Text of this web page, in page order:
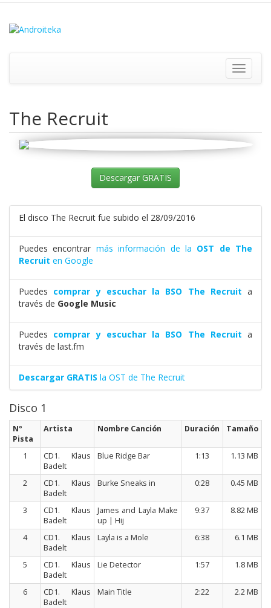
Toggle
The Recruit
Descargar GRATIS
El disco The Recruit fue subido el 28/09/2016
Puedes encontrar más información de la OST de The
Recruit en Google
Puedes comprar y escuchar la BSO The Recruit a
través de Google Music
Puedes comprar y escuchar la BSO The Recruit a
través de last.fm
Descargar GRATIS la OST de The Recruit
Disco 1
Nº
Pista
Artista Nombre Canción Duración Tamaño
1
CD1. Klaus
Badelt
Blue Ridge Bar 1:13 1.13 MB
2
CD1. Klaus
Badelt
Burke Sneaks in 0:28 0.45 MB
3
CD1. Klaus
Badelt
James and Layla Make
up | Hij
9:37 8.82 MB
4
CD1. Klaus
Badelt
Layla is a Mole 6:38 6.1 MB
5
CD1. Klaus
Badelt
Lie Detector 1:57 1.8 MB
6
CD1. Klaus
Badelt
Main Title 2:22 2.2 MB